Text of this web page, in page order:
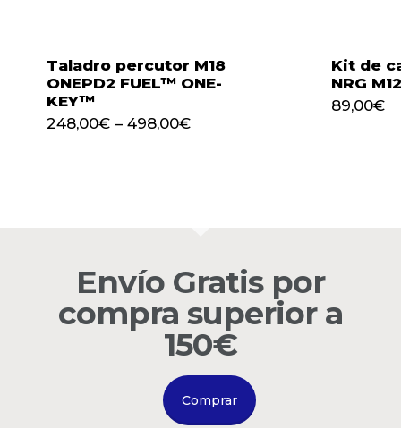
Taladro percutor M18
ONEPD2 FUEL™ ONE-
KEY™
248,00€– 498,00€
Kit de
NRG
89,00€
89,00€
Envío Gratis por
compra superior a
150€
Comprar